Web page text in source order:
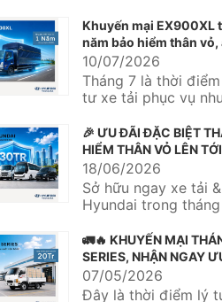
Kinh...
Khuyến mại EX900XL
năm bảo hiểm thân
ngay từ chuyến hàng
10/07/2026
Tháng 7 là thời
tư xe tải phục vụ
🎉 ƯU ĐÃI ĐẶC BIỆT
HIỂM THÂN VỎ LÊN
🚌
18/06/2026
Sở hữu ngay xe tải
Hyundai trong
🚛🔥 KHUYẾN MẠI
SERIES, NHẬN NGAY
TRIỆU 🔥🚛
07/05/2026
Đây là thời điểm lý